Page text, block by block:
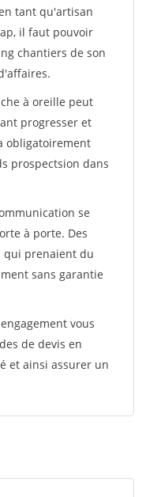
tant qu'artisan
il faut pouvoir
chantiers de son
à oreille peut
progresser et
obligatoirement
prospectsion dans
se
à porte. Des
qui prenaient du
sans garantie
vous
de devis en
et ainsi assurer un